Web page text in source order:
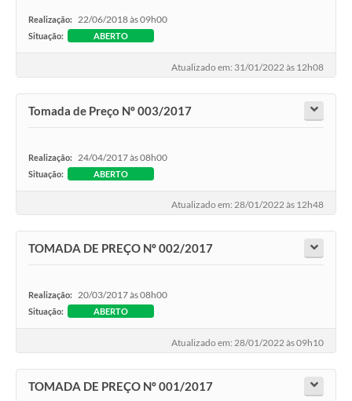
Realização: 22/06/2018 às 09h00
Situação: ABERTO
Atualizado em: 31/01/2022 às 12h08
Tomada de Preço Nº 003/2017
Realização: 24/04/2017 às 08h00
Situação: ABERTO
Atualizado em: 28/01/2022 às 12h48
TOMADA DE PREÇO Nº 002/2017
Realização: 20/03/2017 às 08h00
Situação: ABERTO
Atualizado em: 28/01/2022 às 09h10
TOMADA DE PREÇO Nº 001/2017